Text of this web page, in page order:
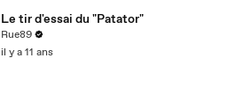
Le tir d'essai du "Patator"
Rue89
il y a 11 ans